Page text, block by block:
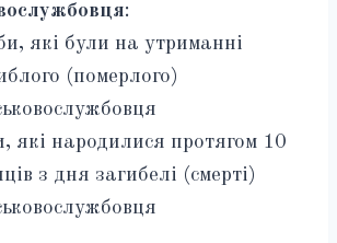
:
які були на утриманні
(померлого)
які народилися протягом 10
з дня загибелі (смерті)